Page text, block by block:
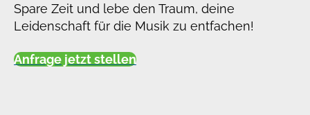
Spare Zeit und lebe den Traum, deine
Leidenschaft für die Musik zu entfachen!
Anfrage jetzt stellen